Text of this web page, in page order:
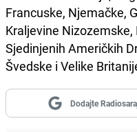
Francuske, Njemačke,
Kraljevine
Sjedinjenih Američkih
Švedske i Velike
Dodajte